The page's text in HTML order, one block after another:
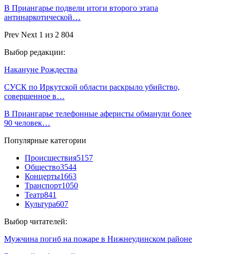
В Приангарье подвели итоги второго этапа
антинаркотической…
Prev Next 1 из 2 804
Выбор редакции:
Накануне Рождества
СУСК по Иркутской области раскрыло убийство,
совершенное в…
В Приангарье телефонные аферисты обманули более
90 человек…
Популярные категории
Происшествия5157
Общество3544
Концерты1663
Транспорт1050
Театр841
Культура607
Выбор читателей:
Мужчина погиб на пожаре в Нижнеудинском районе